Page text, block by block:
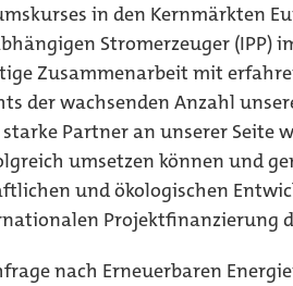
in den Kernmärkten
Stromerzeuger (IPP)
Zusammenarbeit mit
der wachsenden Anzahl
Partner an unserer Seite
umsetzen können und
und ökologischen
Projektfinanzierung
nach Erneuerbaren